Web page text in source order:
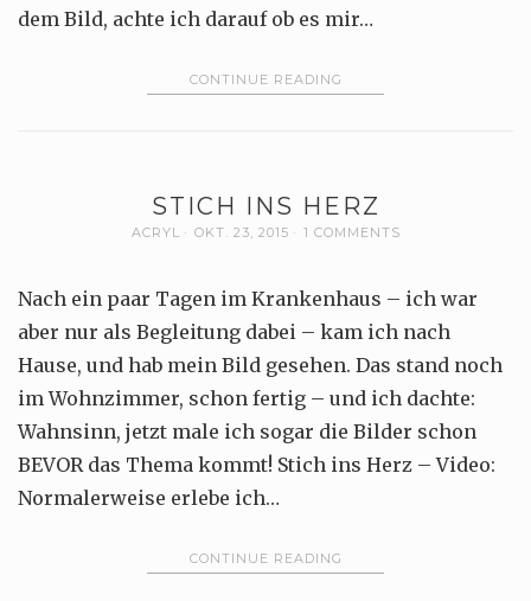
dem Bild, achte ich darauf ob es mir…
CONTINUE READING
STICH INS HERZ
ACRYL OKT. 23, 2015 1 COMMENTS
Nach ein paar Tagen im Krankenhaus – ich war
aber nur als Begleitung dabei – kam ich nach
Hause, und hab mein Bild gesehen. Das stand noch
im Wohnzimmer, schon fertig – und ich dachte:
Wahnsinn, jetzt male ich sogar die Bilder schon
BEVOR das Thema kommt! Stich ins Herz – Video:
Normalerweise erlebe ich…
CONTINUE READING